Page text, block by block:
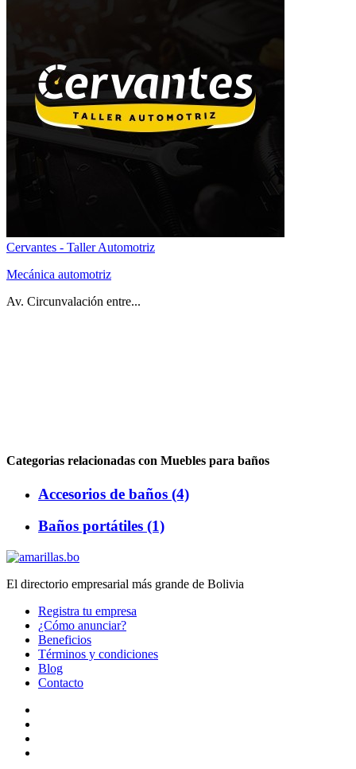
Cervantes - Taller Automotriz
Mecánica automotriz
Av. Circunvalación entre...
Categorias relacionadas con Muebles para baños
Accesorios de baños (4)
Baños portátiles (1)
El directorio empresarial más grande de Bolivia
Registra tu empresa
¿Cómo anunciar?
Beneficios
Términos y condiciones
Blog
Contacto